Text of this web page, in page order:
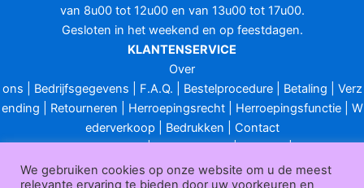
van 8u00 tot 12u00 en van 13u00 tot 17u00.
Gesloten in het weekend en op feestdagen.
KLANTENSERVICE
Over
ons
Bedrijfsgegevens F.A.Q. Bestelprocedure| Betaling
Verz
ending
Retourneren Herroepingsrecht| Herroepingsfunctie| W
ederverkoop
Bedrukken
Contact
Algemene voorwaarden|Privacy policy|Sitemap|Disclaimer
Maxisafety.nl © 2026
We gebruiken cookies op onze website om u de meest
relevante ervaring te bieden door uw voorkeuren en